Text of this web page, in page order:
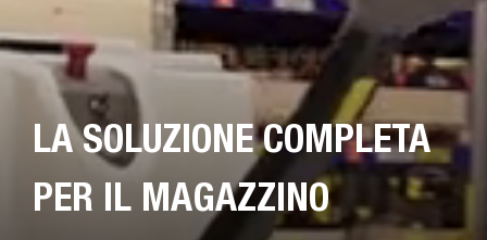
LA SOLUZIONE COMPLETA
PER IL MAGAZZINO